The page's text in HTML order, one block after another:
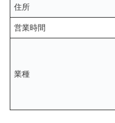
住所
営業時間
業種